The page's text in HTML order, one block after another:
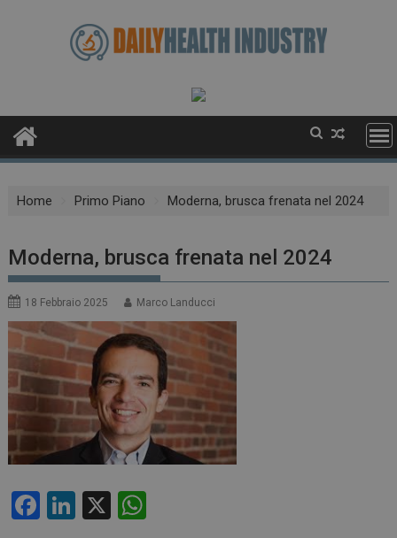
Home Primo Piano Moderna, brusca frenata nel 2024
Moderna, brusca frenata nel 2024
18 Febbraio 2025 Marco Landucci
F
Li X